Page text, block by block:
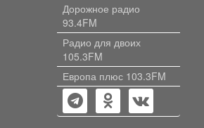
Дорожное радио
93.4FM
Радио для двоих
105.3FM
Европа плюс 103.3FM